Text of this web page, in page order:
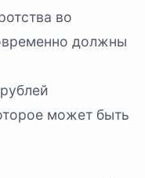
во
должны
может быть